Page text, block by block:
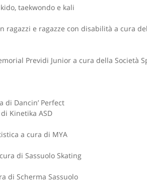
taekwondo e kali
ragazzi e ragazze con disabilità a cura del
Previdi Junior a cura della Società
di Dancin’ Perfect
Kinetika ASD
a cura di MYA
di Sassuolo Skating
di Scherma Sassuolo